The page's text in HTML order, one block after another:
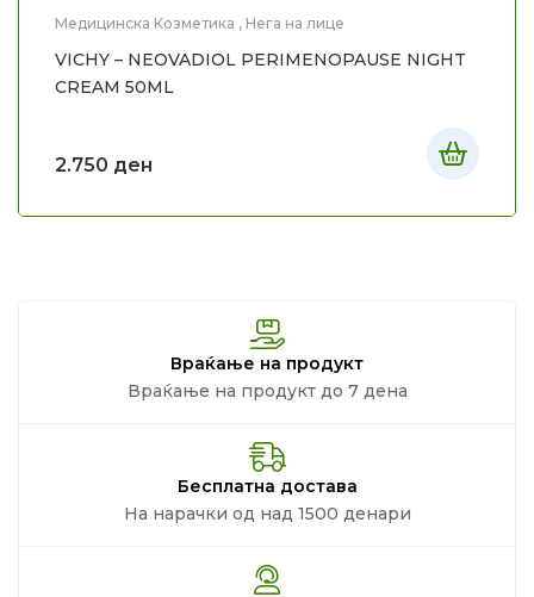
Медицинска Козметика , Нега на лице
VICHY – NEOVADIOL PERIMENOPAUSE NIGHT
CREAM 50ML
2.750 ден
Враќање на продукт
Враќање на продукт до 7 дена
Бесплатна достава
На нарачки од над 1500 денари